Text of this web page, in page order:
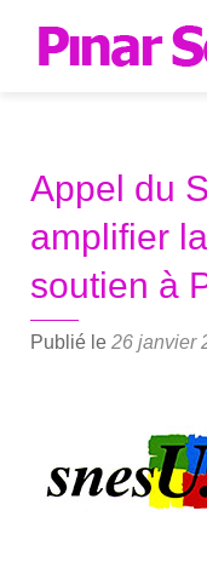
Appel du
amplifier
soutien à
Publié le 26 janvier